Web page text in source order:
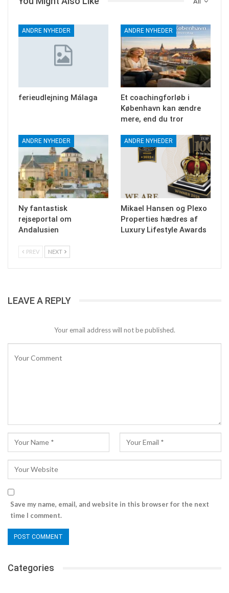
ANDRE NYHEDER
ferieudlejning Málaga
ANDRE NYHEDER
Et coachingforløb i
København kan ændre
mere, end du tror
ANDRE NYHEDER
Ny fantastisk
rejseportal om
Andalusien
ANDRE NYHEDER
Mikael Hansen og Plexo
Properties hædres af
Luxury Lifestyle Awards
PREV NEXT
LEAVE A REPLY
Your email address will not be published.
Save my name, email, and website in this browser for the next
time I comment.
Categories